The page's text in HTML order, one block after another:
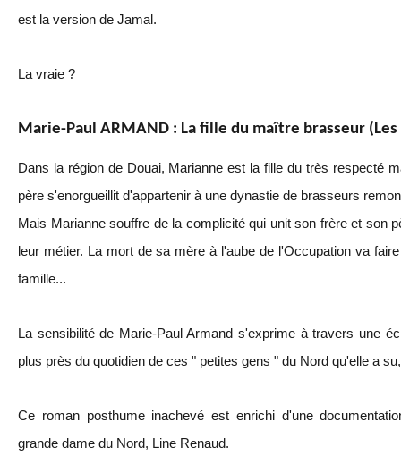
est la version de Jamal.
La vraie ?
Marie-Paul ARMAND : La fille du maître brasseur (Les
Dans la région de Douai, Marianne est la fille du très respecté
père s'enorgueillit d'appartenir à une dynastie de brasseurs
Mais Marianne souffre de la complicité qui unit son frère et son
leur métier. La mort de sa mère à l'aube de l'Occupation va
famille...
La sensibilité de Marie-Paul Armand s'exprime à travers une
plus près du quotidien de ces " petites gens " du Nord qu'elle a
Ce roman posthume inachevé est enrichi d'une
grande dame du Nord, Line Renaud.